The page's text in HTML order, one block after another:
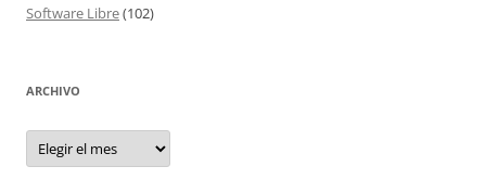
Software Libre(102)
ARCHIVO
Archivo